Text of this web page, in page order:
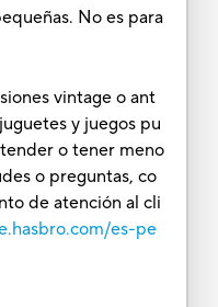
No es para
vintage o ant
y juegos pu
o tener meno
o preguntas, co
de atención al cli
es-pe